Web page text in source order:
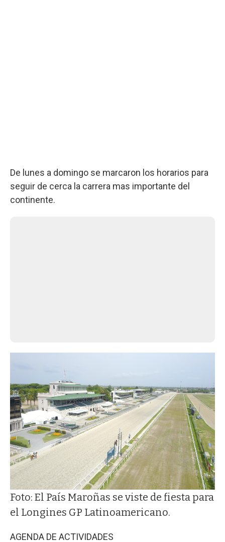
De lunes a domingo se marcaron los horarios para
seguir de cerca la carrera mas importante del
continente.
Foto: El País Maroñas se viste de fiesta para
el Longines GP Latinoamericano.
AGENDA DE ACTIVIDADES